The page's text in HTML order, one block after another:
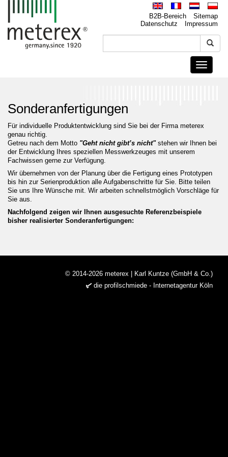
B2B-Bereich
Sitemap
Datenschutz
Impressum
Toggle
Sonderanfertigungen
Für individuelle Produktentwicklung sind Sie bei der Firma meterex
genau richtig.
Getreu nach dem Motto "Geht nicht gibt’s nicht" stehen wir Ihnen bei
der Entwicklung Ihres speziellen Messwerkzeuges mit unserem
Fachwissen gerne zur Verfügung.
Wir übernehmen von der Planung über die Fertigung eines Prototypen
bis hin zur Serienproduktion alle Aufgabenschritte für Sie. Bitte teilen
Sie uns Ihre Wünsche mit. Wir arbeiten schnellstmöglich Vorschläge für
Sie aus.
Nachfolgend zeigen wir Ihnen ausgesuchte Referenzbeispiele
bisher realisierter Sonderanfertigungen:
© 2014-2026 meterex | Karl Kuntze (GmbH & Co.)
die profilschmiede - Internetagentur Köln